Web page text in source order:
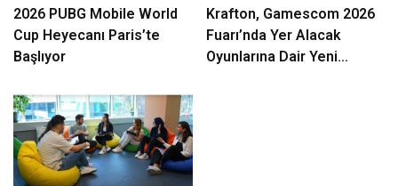
2026 PUBG Mobile World
Cup Heyecanı Paris’te
Başlıyor
Krafton, Gamescom 2026
Fuarı’nda Yer Alacak
Oyunlarına Dair Yeni